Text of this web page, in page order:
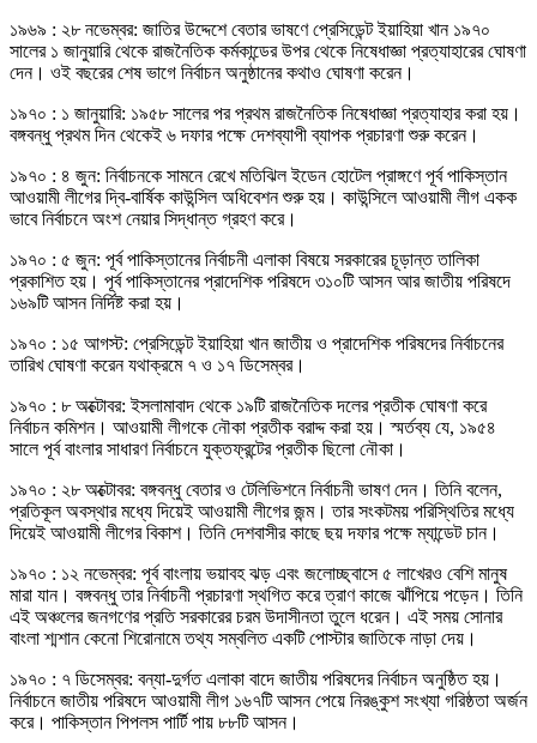
১৯৬৯ : ২৮ নভেম্বর: জাতির উদ্দেশে বেতার ভাষণে প্রেসিডেন্ট ইয়াহিয়া খান ১৯৭০
সালের ১ জানুয়ারি থেকে রাজনৈতিক কর্মকান্ডের উপর থেকে নিষেধাজ্ঞা প্রত্যাহারের ঘোষণা
দেন। ওই বছরের শেষ ভাগে নির্বাচন অনুষ্ঠানের কথাও ঘোষণা করেন।
১৯৭০ : ১ জানুয়ারি: ১৯৫৮ সালের পর প্রথম রাজনৈতিক নিষেধাজ্ঞা প্রত্যাহার করা হয়।
বঙ্গবন্ধু প্রথম দিন থেকেই ৬ দফার পক্ষে দেশব্যাপী ব্যাপক প্রচারণা শুরু করেন।
১৯৭০ : ৪ জুন: নির্বাচনকে সামনে রেখে মতিঝিল ইডেন হোটেল প্রাঙ্গণে পূর্ব পাকিস্তান
আওয়ামী লীগের দ্বি-বার্ষিক কাউন্সিল অধিবেশন শুরু হয়। কাউন্সিলে আওয়ামী লীগ একক
ভাবে নির্বাচনে অংশ নেয়ার সিদ্ধান্ত গ্রহণ করে।
১৯৭০ : ৫ জুন: পূর্ব পাকিস্তানের নির্বাচনী এলাকা বিষয়ে সরকারের চূড়ান্ত তালিকা
প্রকাশিত হয়। পূর্ব পাকিস্তানের প্রাদেশিক পরিষদে ৩১০টি আসন আর জাতীয় পরিষদে
১৬৯টি আসন নির্দিষ্ট করা হয়।
১৯৭০ : ১৫ আগস্ট: প্রেসিডেন্ট ইয়াহিয়া খান জাতীয় ও প্রাদেশিক পরিষদের নির্বাচনের
তারিখ ঘোষণা করেন যথাক্রমে ৭ ও ১৭ ডিসেম্বর।
১৯৭০ : ৮ অক্টোবর: ইসলামাবাদ থেকে ১৯টি রাজনৈতিক দলের প্রতীক ঘোষণা করে
নির্বাচন কমিশন। আওয়ামী লীগকে নৌকা প্রতীক বরাদ্দ করা হয়। স্মর্তব্য যে, ১৯৫৪
সালে পূর্ব বাংলার সাধারণ নির্বাচনে যুক্তফ্রন্টের প্রতীক ছিলো নৌকা।
১৯৭০ : ২৮ অক্টোবর: বঙ্গবন্ধু বেতার ও টেলিভিশনে নির্বাচনী ভাষণ দেন। তিনি বলেন,
প্রতিকূল অবস্থার মধ্যে দিয়েই আওয়ামী লীগের জন্ম। তার সংকটময় পরিস্থিতির মধ্যে
দিয়েই আওয়ামী লীগের বিকাশ। তিনি দেশবাসীর কাছে ছয় দফার পক্ষে ম্যান্ডেট চান।
১৯৭০ : ১২ নভেম্বর: পূর্ব বাংলায় ভয়াবহ ঝড় এবং জলোচ্ছ্বাসে ৫ লাখেরও বেশি মানুষ
মারা যান। বঙ্গবন্ধু তার নির্বাচনী প্রচারণা স্থগিত করে ত্রাণ কাজে ঝাঁপিয়ে পড়েন। তিনি
এই অঞ্চলের জনগণের প্রতি সরকারের চরম উদাসীনতা তুলে ধরেন। এই সময় সোনার
বাংলা শ্মশান কেনো শিরোনামে তথ্য সম্বলিত একটি পোস্টার জাতিকে নাড়া দেয়।
১৯৭০ : ৭ ডিসেম্বর: বন্যা-দুর্গত এলাকা বাদে জাতীয় পরিষদের নির্বাচন অনুষ্ঠিত হয়।
নির্বাচনে জাতীয় পরিষদে আওয়ামী লীগ ১৬৭টি আসন পেয়ে নিরঙ্কুশ সংখ্যা গরিষ্ঠতা অর্জন
করে। পাকিস্তান পিপলস পার্টি পায় ৮৮টি আসন।